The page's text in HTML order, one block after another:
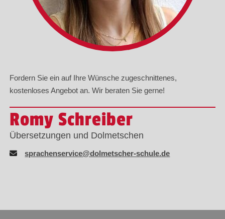
Fordern Sie ein auf Ihre Wünsche zugeschnittenes,
kostenloses Angebot an. Wir beraten Sie gerne!
Romy Schreiber
Übersetzungen und Dolmetschen
sprachenservice@dolmetscher-schule.de